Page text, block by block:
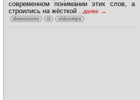
современном понимании этих слов, а
строились на жёсткой
...далее
demoscene it oldcomps